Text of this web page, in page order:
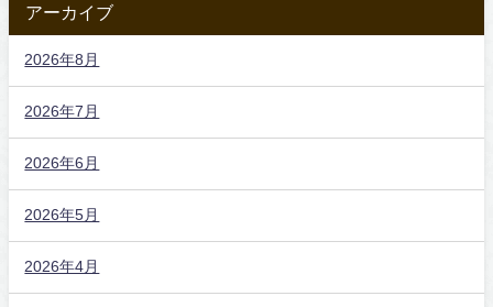
アーカイブ
2026年8月
2026年7月
2026年6月
2026年5月
2026年4月